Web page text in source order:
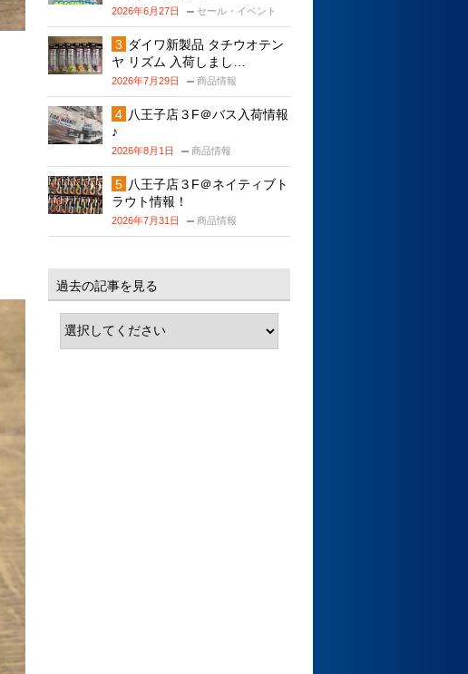
2026年6月27日 セール・イベント
ダイワ新製品 タチウオテン
ヤ リズム 入荷しまし…
2026年7月29日 商品情報
八王子店３F＠バス入荷情報
♪
2026年8月1日 商品情報
八王子店３F＠ネイティブト
ラウト情報！
2026年7月31日 商品情報
過去の記事を見る